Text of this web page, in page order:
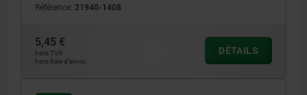
Référence: 21940-1408
5,45 €
hors TVA
hors frais d’envoi
DÉTAILS